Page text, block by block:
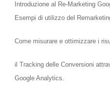
Introduzione al Re-Marketing
Esempi di utilizzo del
Come misurare e ottimizzare i
il Tracking delle Conversioni
Google Analytics.